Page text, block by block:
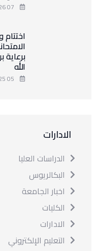
اختتام
الله
الادارات
الدراسات العليا
البكالريوس
اخبار الجامعة
الكليات
الادارات
التعليم الإلكتروني